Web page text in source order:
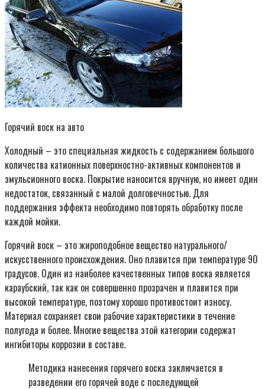
Горячий воск на авто
Холодный – это специальная жидкость с содержанием большого
количества катионных поверхностно-активных компонентов и
эмульсионного воска. Покрытие наносится вручную, но имеет один
недостаток, связанный с малой долговечностью. Для
поддержания эффекта необходимо повторять обработку после
каждой мойки.
Горячий воск – это жироподобное вещество натурального/
искусственного происхождения. Оно плавится при температуре 90
градусов. Один из наиболее качественных типов воска является
караубский, так как он совершенно прозрачен и плавится при
высокой температуре, поэтому хорошо противостоит износу.
Материал сохраняет свои рабочие характеристики в течение
полугода и более. Многие вещества этой категории содержат
ингибиторы коррозии в составе.
Методика нанесения горячего воска заключается в
разведении его горячей воде с последующей